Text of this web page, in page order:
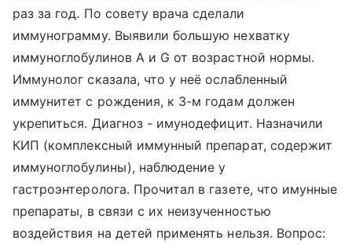
раз за год. По совету врача сделали
иммунограмму. Выявили большую нехватку
иммуноглобулинов A и G от возрастной нормы.
Иммунолог сказала, что у неё ослабленный
иммунитет с рождения, к 3-м годам должен
укрепиться. Диагноз - имунодефицит. Назначили
КИП (комплексный иммунный препарат, содержит
иммуноглобулины), наблюдение у
гастроэнтеролога. Прочитал в газете, что имунные
препараты, в связи с их неизученностью
воздействия на детей применять нельзя. Вопрос: